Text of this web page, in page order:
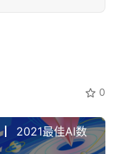
0
▏2021最佳AI数